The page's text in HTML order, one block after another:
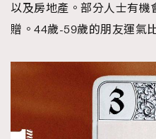
以及房地產。部分人士有
贈。44歲-59歲的朋友運氣